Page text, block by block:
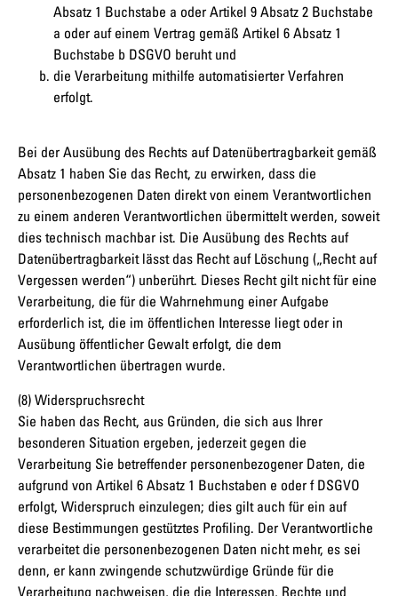
Absatz 1 Buchstabe a oder Artikel 9 Absatz 2 Buchstabe
a oder auf einem Vertrag gemäß Artikel 6 Absatz 1
Buchstabe b DSGVO beruht und
die Verarbeitung mithilfe automatisierter Verfahren
erfolgt.
Bei der Ausübung des Rechts auf Datenübertragbarkeit gemäß
Absatz 1 haben Sie das Recht, zu erwirken, dass die
personenbezogenen Daten direkt von einem Verantwortlichen
zu einem anderen Verantwortlichen übermittelt werden, soweit
dies technisch machbar ist. Die Ausübung des Rechts auf
Datenübertragbarkeit lässt das Recht auf Löschung („Recht auf
Vergessen werden“) unberührt. Dieses Recht gilt nicht für eine
Verarbeitung, die für die Wahrnehmung einer Aufgabe
erforderlich ist, die im öffentlichen Interesse liegt oder in
Ausübung öffentlicher Gewalt erfolgt, die dem
Verantwortlichen übertragen wurde.
(8) Widerspruchsrecht
Sie haben das Recht, aus Gründen, die sich aus Ihrer
besonderen Situation ergeben, jederzeit gegen die
Verarbeitung Sie betreffender personenbezogener Daten, die
aufgrund von Artikel 6 Absatz 1 Buchstaben e oder f DSGVO
erfolgt, Widerspruch einzulegen; dies gilt auch für ein auf
diese Bestimmungen gestütztes Profiling. Der Verantwortliche
verarbeitet die personenbezogenen Daten nicht mehr, es sei
denn, er kann zwingende schutzwürdige Gründe für die
Verarbeitung nachweisen, die die Interessen, Rechte und